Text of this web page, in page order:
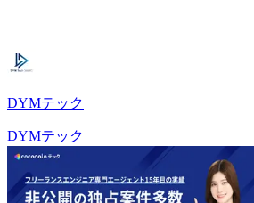
DYMテック
DYMテック